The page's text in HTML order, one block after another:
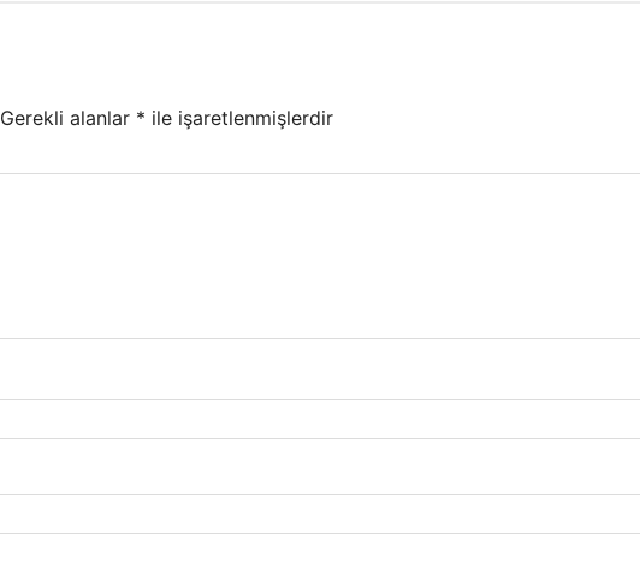
Gerekli alanlar * ile işaretlenmişlerdir